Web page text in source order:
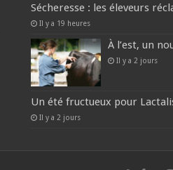
Sécheresse : les éleveurs
Il y a 19 heures
À l’est, un
Il y a 2 jours
Un été fructueux pour
Il y a 2 jours